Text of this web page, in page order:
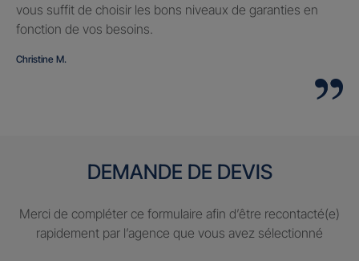
vous suffit de choisir les bons niveaux de garanties en
fonction de vos besoins.
Christine M.
DEMANDE DE DEVIS
Merci de compléter ce formulaire afin d’être recontacté(e)
rapidement par l’agence que vous avez sélectionné